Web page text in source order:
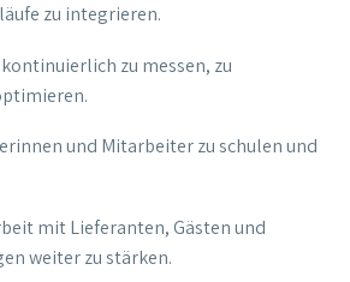
zu integrieren.
zu messen, zu
und Mitarbeiter zu schulen und
mit Lieferanten, Gästen und
weiter zu stärken.